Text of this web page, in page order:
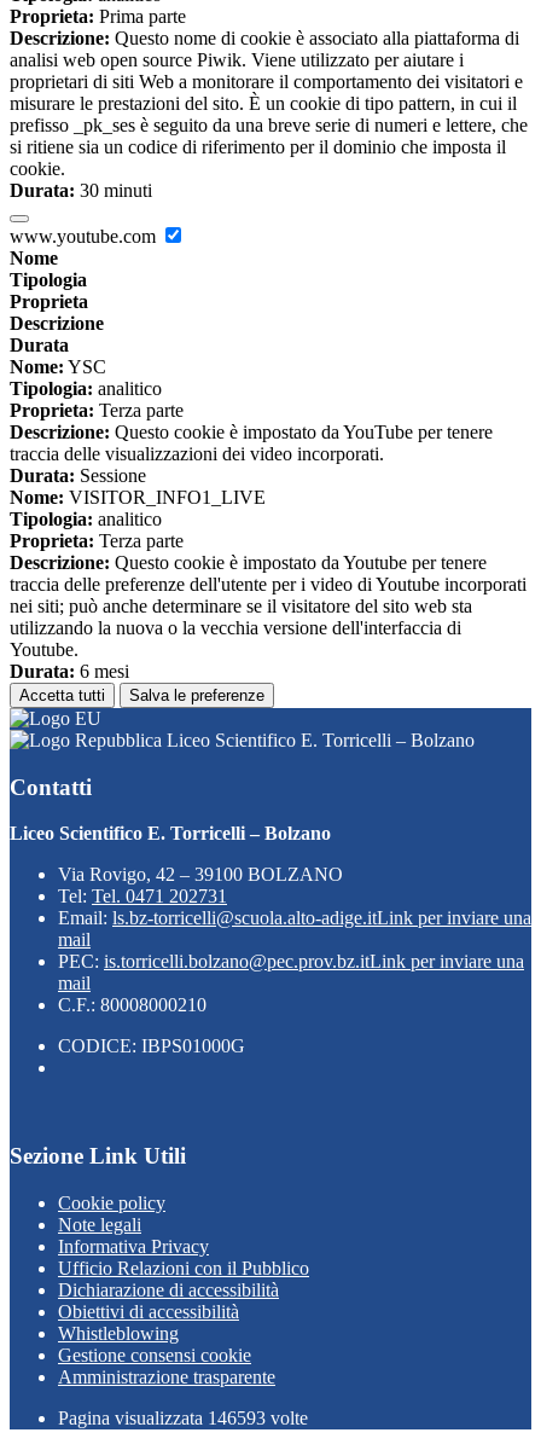
Proprieta: Prima parte
Descrizione: Questo nome di cookie è associato alla piattaforma di
analisi web open source Piwik. Viene utilizzato per aiutare i
proprietari di siti Web a monitorare il comportamento dei visitatori e
misurare le prestazioni del sito. È un cookie di tipo pattern, in cui il
prefisso _pk_ses è seguito da una breve serie di numeri e lettere, che
si ritiene sia un codice di riferimento per il dominio che imposta il
cookie.
Durata: 30 minuti
www.youtube.com
Nome
Tipologia
Proprieta
Descrizione
Durata
Nome: YSC
Tipologia: analitico
Proprieta: Terza parte
Descrizione: Questo cookie è impostato da YouTube per tenere
traccia delle visualizzazioni dei video incorporati.
Durata: Sessione
Nome: VISITOR_INFO1_LIVE
Tipologia: analitico
Proprieta: Terza parte
Descrizione: Questo cookie è impostato da Youtube per tenere
traccia delle preferenze dell'utente per i video di Youtube incorporati
nei siti; può anche determinare se il visitatore del sito web sta
utilizzando la nuova o la vecchia versione dell'interfaccia di
Youtube.
Durata: 6 mesi
Accetta tutti Salva le preferenze
Liceo Scientifico E. Torricelli – Bolzano
Contatti
Liceo Scientifico E. Torricelli – Bolzano
Via Rovigo, 42 – 39100 BOLZANO
Tel: Tel. 0471 202731
Email: ls.bz-torricelli@scuola.alto-adige.itLink per inviare una
mail
PEC: is.torricelli.bolzano@pec.prov.bz.itLink per inviare una
mail
C.F.: 80008000210
CODICE: IBPS01000G
Sezione Link Utili
Cookie policy
Note legali
Informativa Privacy
Ufficio Relazioni con il Pubblico
Dichiarazione di accessibilità
Obiettivi di accessibilità
Whistleblowing
Gestione consensi cookie
Amministrazione trasparente
Pagina visualizzata 146593 volte